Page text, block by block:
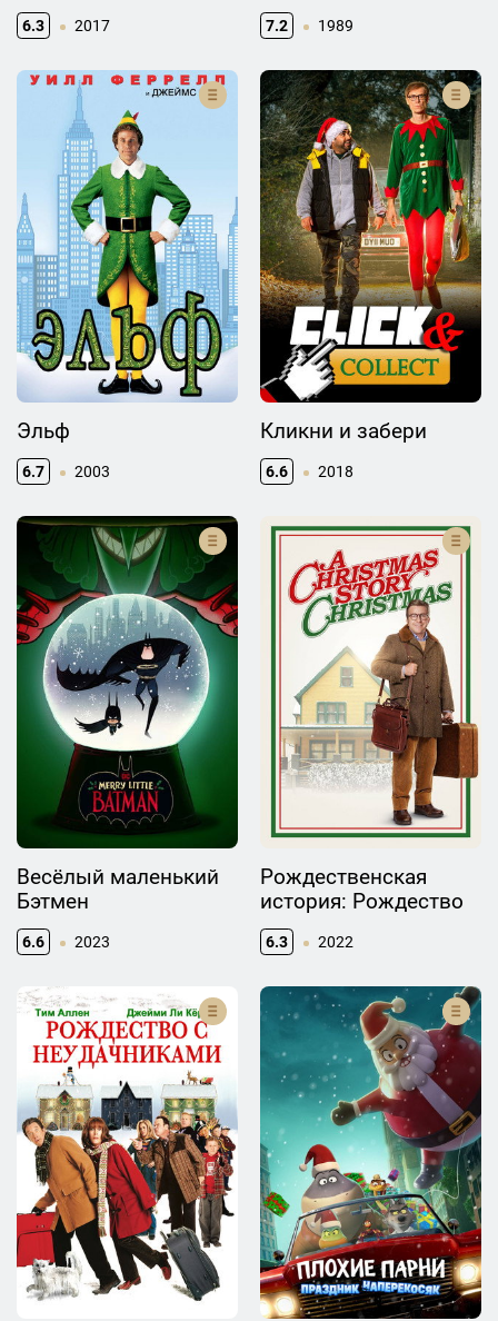
6.3 2017 7.2 1989
Эльф
6.7 2003
Кликни и забери
6.6 2018
Весёлый маленький
Бэтмен
6.6 2023
Рождественская
история: Рождество
6.3 2022